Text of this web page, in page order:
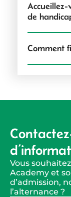
Accueillez-
de
Comment
Vous
Academy et
d’admission,
l’alternance ?